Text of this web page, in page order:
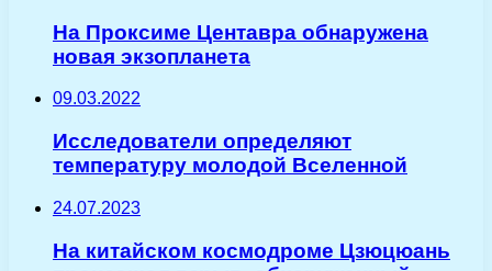
На Проксиме Центавра обнаружена
новая экзопланета
09.03.2022
Исследователи определяют
температуру молодой Вселенной
24.07.2023
На китайском космодроме Цзюцюань